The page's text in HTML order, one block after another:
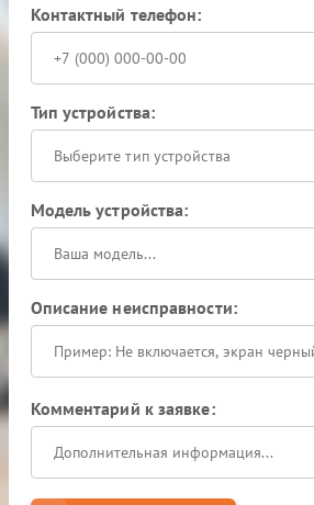
Контактный телефон:
Тип устройства:
Выберите тип устройства
Модель устройства:
Описание неисправности:
Комментарий к заявке: